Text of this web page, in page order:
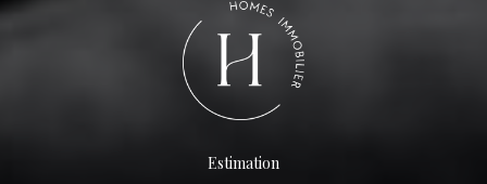
Estimation